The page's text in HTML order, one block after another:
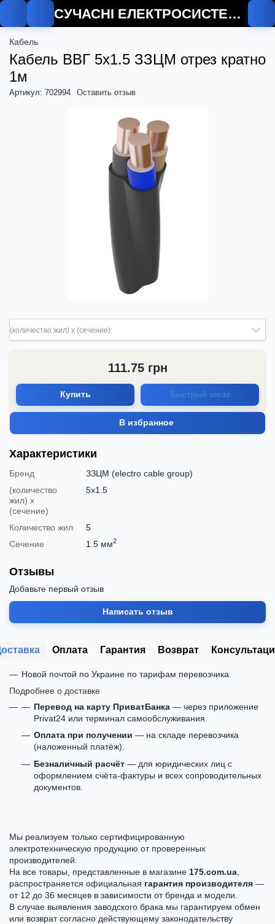
СУЧАСНІ ЕЛЕКТРОСИСТЕМИ
Кабель
Кабель ВВГ 5х1.5 ЗЗЦМ отрез кратно
1м
Артикул: 702994 Оставить отзыв
(количество жил) х (сечение):
111.75грн
Купить Быстрый заказ
В избранное
Характеристики
Бренд
ЗЗЦМ (electro cable group)
(количество
жил) х
(сечение)
5х1.5
Количество жил
5
Сечение
1.5 мм2
Отзывы
Добавьте первый отзыв
Написать отзыв
Оплата Гарантия Возврат
Новой почтой по Украине по тарифам перевозчика.
Подробнее о доставке
Перевод на карту ПриватБанка — через приложение
Privat24 или терминал самообслуживания.
Оплата при получении — на складе перевозчика
(наложенный платёж).
Безналичный расчёт — для юридических лиц с
оформлением счёта-фактуры и всех сопроводительных
документов.
Мы реализуем только сертифицированную
электротехническую продукцию от проверенных
производителей.
На все товары, представленные в магазине 175.com.ua
распространяется официальная гарантия производителя —
от 12 до 36 месяцев в зависимости от бренда и модели.
В случае выявления заводского брака мы гарантируем обмен
или возврат согласно действующему законодательству